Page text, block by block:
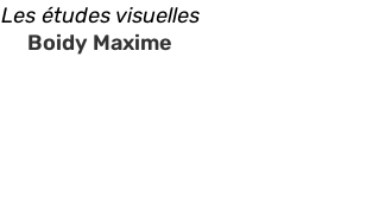
Les études visuelles
Boidy Maxime